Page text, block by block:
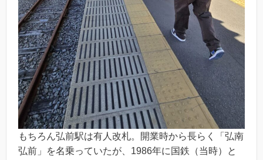
もちろん弘前駅は有人改札。開業時から長らく「弘南
弘前」を名乗っていたが、1986年に国鉄（当時）と